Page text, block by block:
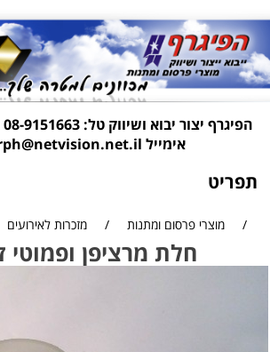
הפיגרף יצור יבוא ושיווק טל: 08-9151663
אימייל
תפריט
/ מוצרי פרסום ומתנות / מזכרות לאירועים
חלת מרציפן ופמוטי